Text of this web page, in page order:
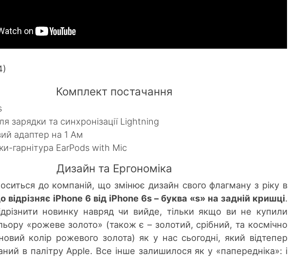
Комплект постачання
зарядки та синхронізації Lightning
адаптер на 1 Ам
гарнітура EarPods with Mic
Дизайн та Ергономіка
до компаній, що змінює дизайн свого флагману з ріку в
відрізняє iPhone 6 від iPhone 6s – буква «s» на задній кришці.
новинку навряд чи вийде, тільки якщо ви не купили
«рожеве золото» (також є – золотий, срібний, та космічно
колір рожевого золота) як у нас сьогодні, який відтепер
в палітру Apple. Все інше залишилося як у «папередніка»: і